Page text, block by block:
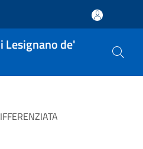
Lesignano de'